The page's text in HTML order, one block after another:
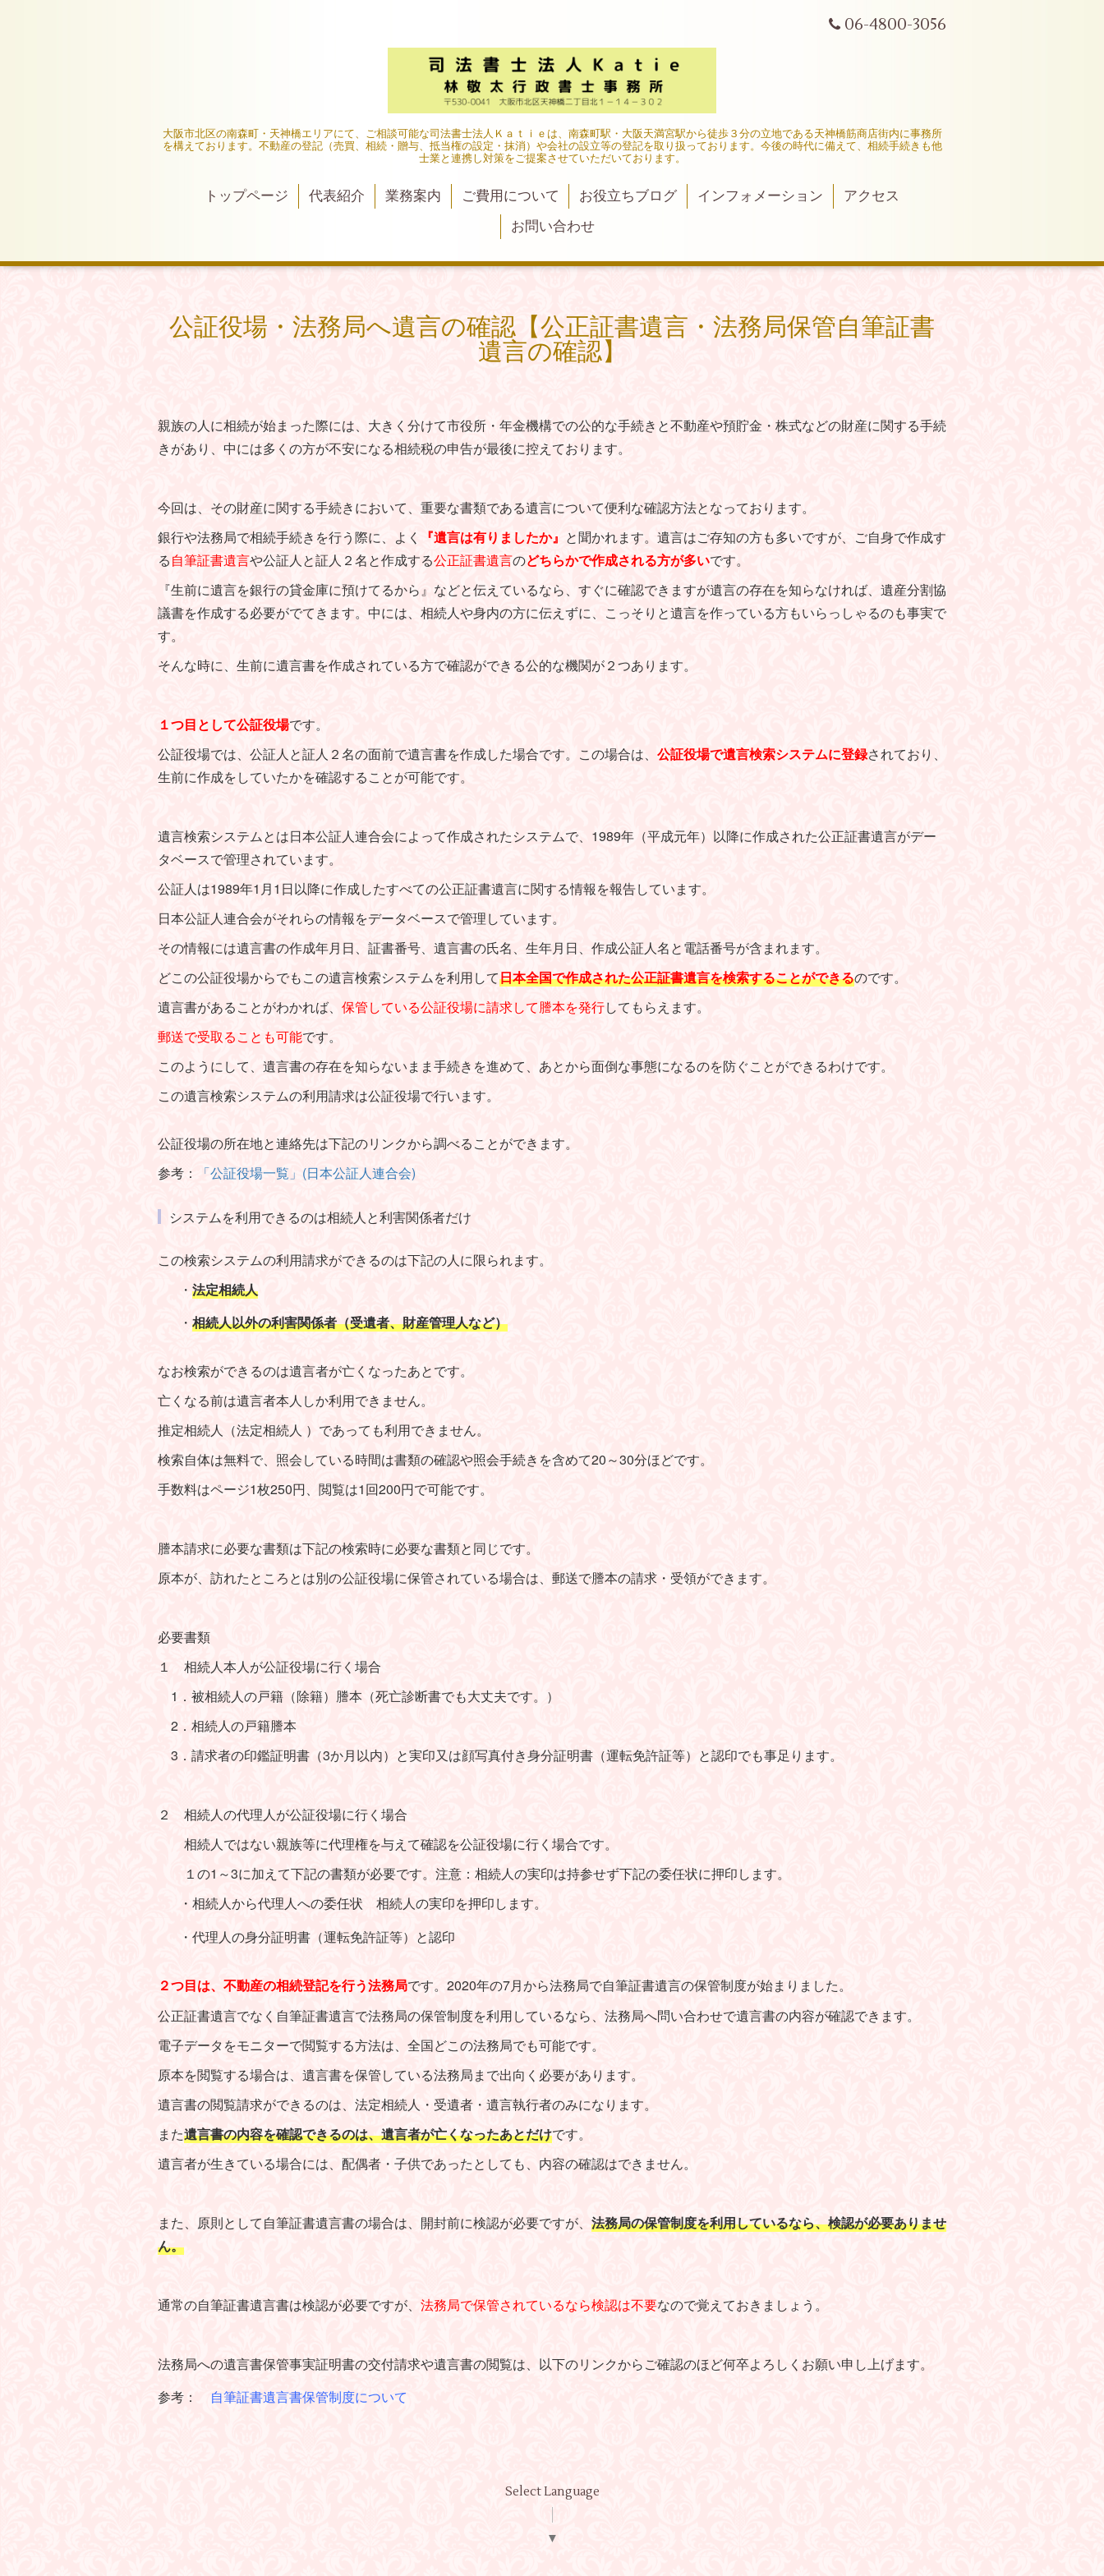
06-4800-3056
大阪市北区の南森町・天神橋エリアにて、ご相談可能な司法書士法人Ｋａｔｉｅは、南森町駅・大阪天満宮駅から徒歩３分の立地である天神橋筋商店街内に事務所
を構えております。不動産の登記（売買、相続・贈与、抵当権の設定・抹消）や会社の設立等の登記を取り扱っております。今後の時代に備えて、相続手続きも他
士業と連携し対策をご提案させていただいております。
トップページ 代表紹介 業務案内 ご費用について お役立ちブログ インフォメーション
アクセス
お問い合わせ
公証役場・法務局へ遺言の確認【公正証書遺言・法務局保管自筆証書
遺言の確認】
親族の人に相続が始まった際には、大きく分けて市役所・年金機構での公的な手続きと不動産や預貯金・株式などの財産に関する手続
きがあり、中には多くの方が不安になる相続税の申告が最後に控えております。
今回は、その財産に関する手続きにおいて、重要な書類である遺言について便利な確認方法となっております。
銀行や法務局で相続手続きを行う際に、よく
『遺言は有りましたか』 と聞かれます。遺言はご存知の方も多いですが、ご自身で作成す
る自筆証書遺言や公証人と証人２名と作成する公正証書遺言のどちらかで作成される方が多いです。
『生前に遺言を銀行の貸金庫に預けてるから』などと伝えているなら、すぐに確認できますが遺言の存在を知らなければ、遺産分割協
議書を作成する必要がでてきます。中には、相続人や身内の方に伝えずに、こっそりと遺言を作っている方もいらっしゃるのも事実で
す。
そんな時に、生前に遺言書を作成されている方で確認ができる公的な機関が２つあります。
１つ目として公証役場です。
公証役場では、公証人と証人２名の面前で遺言書を作成した場合です。この場合は、 公証役場で遺言検索システムに登録されており、
生前に作成をしていたかを確認することが可能です。
遺言検索システムとは日本公証人連合会によって作成されたシステムで、1989年（平成元年）以降に作成された公正証書遺言がデー
タベースで管理されています。
公証人は1989年1月1日以降に作成したすべての公正証書遺言に関する情報を報告しています。
日本公証人連合会がそれらの情報をデータベースで管理しています。
その情報には遺言書の作成年月日、証書番号、遺言書の氏名、生年月日、作成公証人名と電話番号が含まれます。
どこの公証役場からでもこの遺言検索システムを利用して日本全国で作成された公正証書遺言を検索することができるのです。
遺言書があることがわかれば、 保管している公証役場に請求して謄本を発行してもらえます。
郵送で受取ることも可能です。
このようにして、遺言書の存在を知らないまま手続きを進めて、あとから面倒な事態になるのを防ぐことができるわけです。
この遺言検索システムの利用請求は公証役場で行います。
公証役場の所在地と連絡先は下記のリンクから調べることができます。
参考：
「公証役場一覧」(日本公証人連合会)
システムを利用できるのは相続人と利害関係者だけ
この検索システムの利用請求ができるのは下記の人に限られます。
・ 法定相続人
・ 相続人以外の利害関係者（受遺者、財産管理人など）
なお検索ができるのは遺言者が亡くなったあとです。
亡くなる前は遺言者本人しか利用できません。
推定相続人（法定相続人 ）であっても利用できません。
検索自体は無料で、照会している時間は書類の確認や照会手続きを含めて20～30分ほどです。
手数料はページ1枚250円、閲覧は1回200円で可能です。
謄本請求に必要な書類は下記の検索時に必要な書類と同じです。
原本が、訪れたところとは別の公証役場に保管されている場合は、郵送で謄本の請求・受領ができます。
必要書類
１ 相続人本人が公証役場に行く場合
1．被相続人の戸籍（除籍）謄本（死亡診断書でも大丈夫です。）
2．相続人の戸籍謄本
3．請求者の印鑑証明書（3か月以内）と実印又は顔写真付き身分証明書（運転免許証等）と認印でも事足ります。
２ 相続人の代理人が公証役場に行く場合
相続人ではない親族等に代理権を与えて確認を公証役場に行く場合です。
１の1～3に加えて下記の書類が必要です。注意： 相続人の実印は持参せず下記の委任状に押印します。
・相続人から代理人への委任状 相続人の実印を押印します。
・代理人の身分証明書（運転免許証等）と認印
２つ目は、不動産の相続登記を行う法務局です。2020年の7月から法務局で自筆証書遺言の保管制度が始まりました。
公正証書遺言でなく自筆証書遺言で法務局の保管制度を利用しているなら、法務局へ問い合わせで遺言書の内容が確認できます。
電子データをモニターで閲覧する方法は、全国どこの法務局でも可能です。
原本を閲覧する場合は、遺言書を保管している法務局まで出向く必要があります。
遺言書の閲覧請求ができるのは、法定相続人・受遺者・遺言執行者のみになります。
また遺言書の内容を確認できるのは、遺言者が亡くなったあとだけです。
遺言者が生きている場合には、配偶者・子供であったとしても、内容の確認はできません。
また、原則として自筆証書遺言書の場合は、開封前に検認が必要ですが、 法務局の保管制度を利用しているなら、検認が必要ありませ
ん。
通常の自筆証書遺言書は検認が必要ですが、 法務局で保管されているなら検認は不要なので覚えておきましょう。
法務局への遺言書保管事実証明書の交付請求や遺言書の閲覧は、以下のリンクからご確認のほど何卒よろしくお願い申し上げます。
参考： 自筆証書遺言書保管制度について
Select Language
▼